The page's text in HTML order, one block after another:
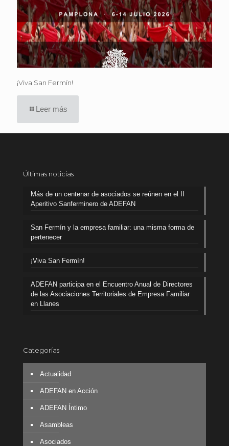
¡Viva San Fermín!
Leer más
Últimas noticias
Más de un centenar de asociados se reúnen en el II
Aperitivo Sanferminero de ADEFAN
San Fermín y la empresa familiar: una misma forma de
pertenecer
¡Viva San Fermín!
ADEFAN participa en el Encuentro Anual de Directores
de las Asociaciones Territoriales de Empresa Familiar
en Llanes
Categorías
Actualidad
ADEFAN en Acción
ADEFAN Íntimo
Asambleas
Asociados